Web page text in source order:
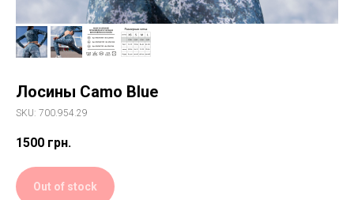
Лосины Camo Blue
SKU: 700.954.29
1500 грн.
Out of stock